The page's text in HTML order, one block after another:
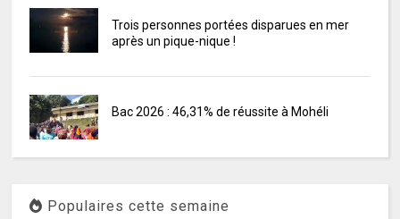
Trois personnes portées disparues en mer
après un pique-nique !
Bac 2026 : 46,31% de réussite à Mohéli
Populaires cette semaine